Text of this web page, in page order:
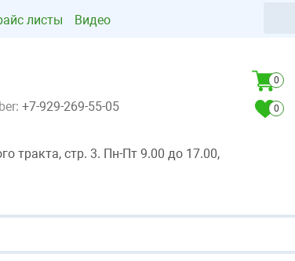
листы Видео
+7-929-269-55-05
тракта, стр. 3. Пн-Пт 9.00 до 17.00,
0
0